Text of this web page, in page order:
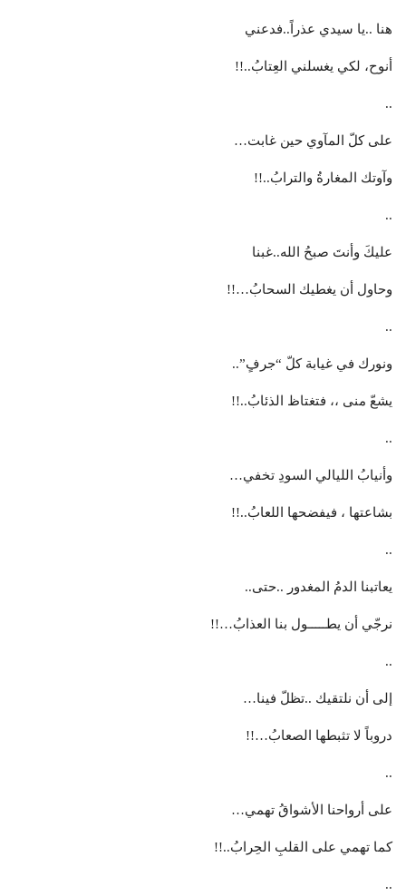
هنا ..يا سيدي عذراً..فدعني
أنوح، لكي يغسلني العِتابُ..!!
..
على كلّ المآوي حين غابت…
وآوتك المغارةُ والترابُ..!!
..
عليكَ وأنتَ صبحُ الله..غبنا
وحاول أن يغطيك السحابُ…!!
..
ونورك في غيابة كلّ “جرفٍ”..
يشعّ منى ،، فتغتاظ الذئابُ..!!
..
وأنيابُ الليالي السودِ تخفي…
بشاعتها ، فيفضحها اللعابُ..!!
..
يعاتبنا الدمُ المغدور ..حتى..
نرجّي أن يطـــــول بنا العذابُ…!!
..
إلى أن نلتقيك ..تظلّ فينا…
دروباً لا تثبطها الصعابُ…!!
..
على أرواحنا الأشواقُ تهمي…
كما تهمي على القلبِ الحِرابُ..!!
..